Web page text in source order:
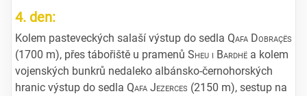
4. den:
Kolem pasteveckých salaší výstup do sedla Qafa Dobraçës
(1700 m), přes tábořiště u pramenů Sheu i Bardhë a kolem
vojenských bunkrů nedaleko albánsko-černohorských
hranic výstup do sedla Qafa Jezerces (2150 m), sestup na